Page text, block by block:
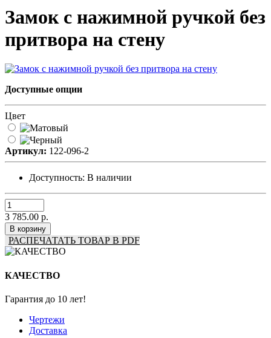
Замок с нажимной ручкой без
притвора на стену
Доступные опции
Цвет
Артикул: 122-096-2
Доступность: В наличии
3 785.00 р.
В корзину
РАСПЕЧАТАТЬ ТОВАР В PDF
КАЧЕСТВО
Гарантия до 10 лет!
Чертежи
Доставка